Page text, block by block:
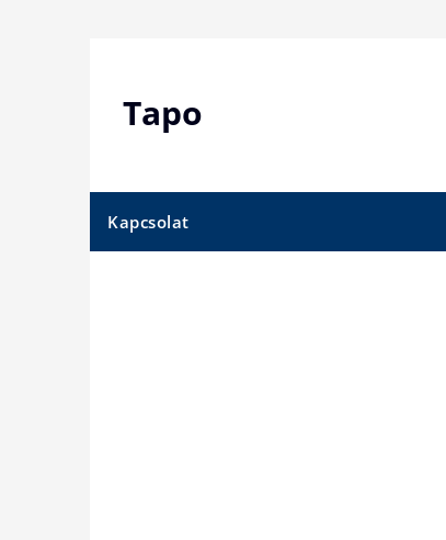
Tapo
Kapcsolat